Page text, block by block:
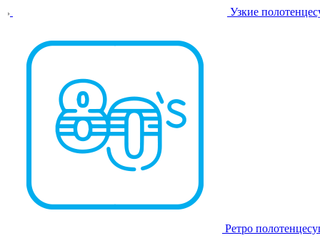
Узкие
Ретро